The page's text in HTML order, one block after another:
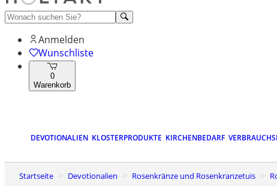
Anmelden
Wunschliste
0
Warenkorb
DEVOTIONALIEN KLOSTERPRODUKTE KIRCHENBEDARF
Startseite Devotionalien Rosenkränze und Rosenkranzetuis